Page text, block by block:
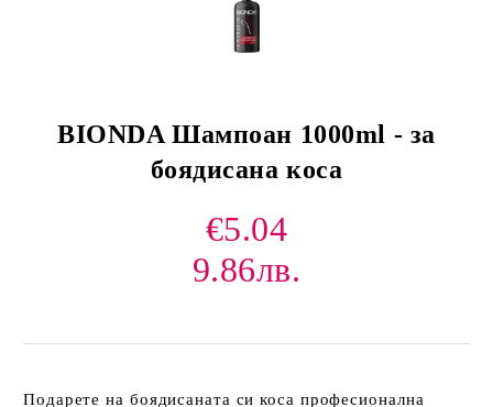
BIONDA Шампоан 1000ml - за
боядисана коса
€5.04
9.86лв.
Подарете на боядисаната си коса професионална